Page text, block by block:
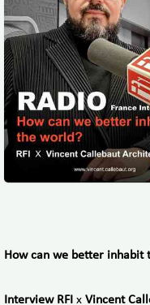
How can we better inhabit
Interview RFI x Vincent